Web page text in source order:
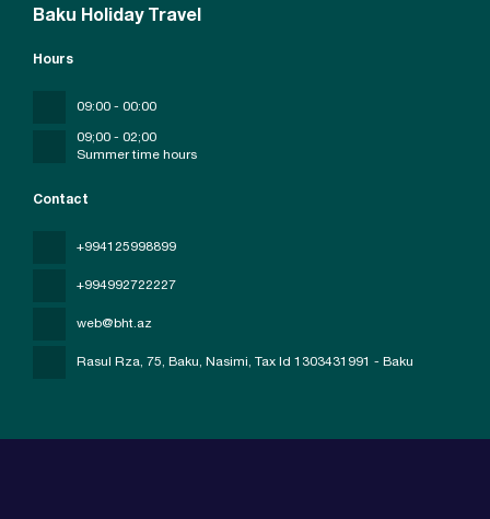
Baku Holiday Travel
Contact
+994125998899
+994992722227
web@bht.az
Rasul Rza, 75, Baku, Nasimi, Tax Id 1303431991 - Baku
Hours
09:00 - 00:00
09;00 - 02;00
Summer time hours